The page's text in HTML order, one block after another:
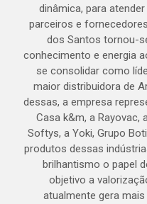
dinâmica, para
parceiros e
dos Santos tornou-
conhecimento e energia
se consolidar como
maior distribuidora de
dessas, a empresa
Casa k&m, a Rayovac,
Softys, a Yoki, Grupo
produtos dessas
brilhantismo o papel
objetivo a
atualmente gera